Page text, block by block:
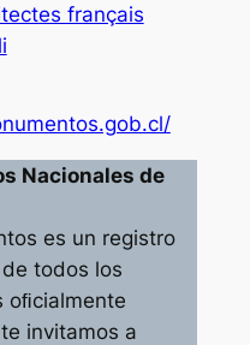
français
Nacionales de
es un registro
todos los
oﬁcialmente
invitamos a